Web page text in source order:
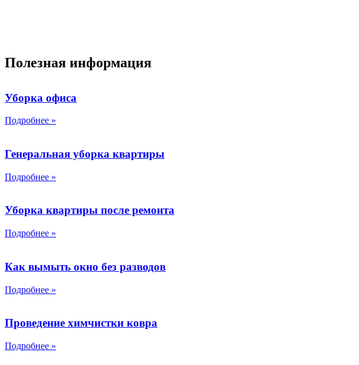
Полезная информация
Уборка офиса
Подробнее »
Генеральная уборка квартиры
Подробнее »
Уборка квартиры после ремонта
Подробнее »
Как вымыть окно без разводов
Подробнее »
Проведение химчистки ковра
Подробнее »